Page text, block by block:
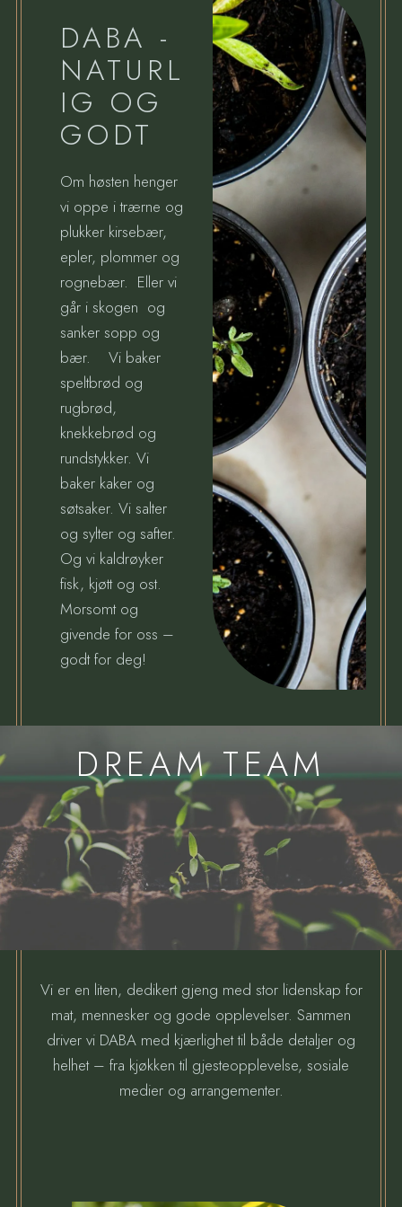
DABA -
NATURL
IG OG
GODT
Om høsten henger
vi oppe i trærne og
plukker kirsebær,
epler, plommer og
rognebær. Eller vi
går i skogen og
sanker sopp og
bær. Vi baker
speltbrød og
rugbrød,
knekkebrød og
rundstykker. Vi
baker kaker og
søtsaker. Vi salter
og sylter og safter.
Og vi kaldrøyker
fisk, kjøtt og ost.
Morsomt og
givende for oss –
godt for deg!
DREAM TEAM
Vi er en liten, dedikert gjeng med stor lidenskap for
mat, mennesker og gode opplevelser. Sammen
driver vi DABA med kjærlighet til både detaljer og
helhet – fra kjøkken til gjesteopplevelse, sosiale
medier og arrangementer.